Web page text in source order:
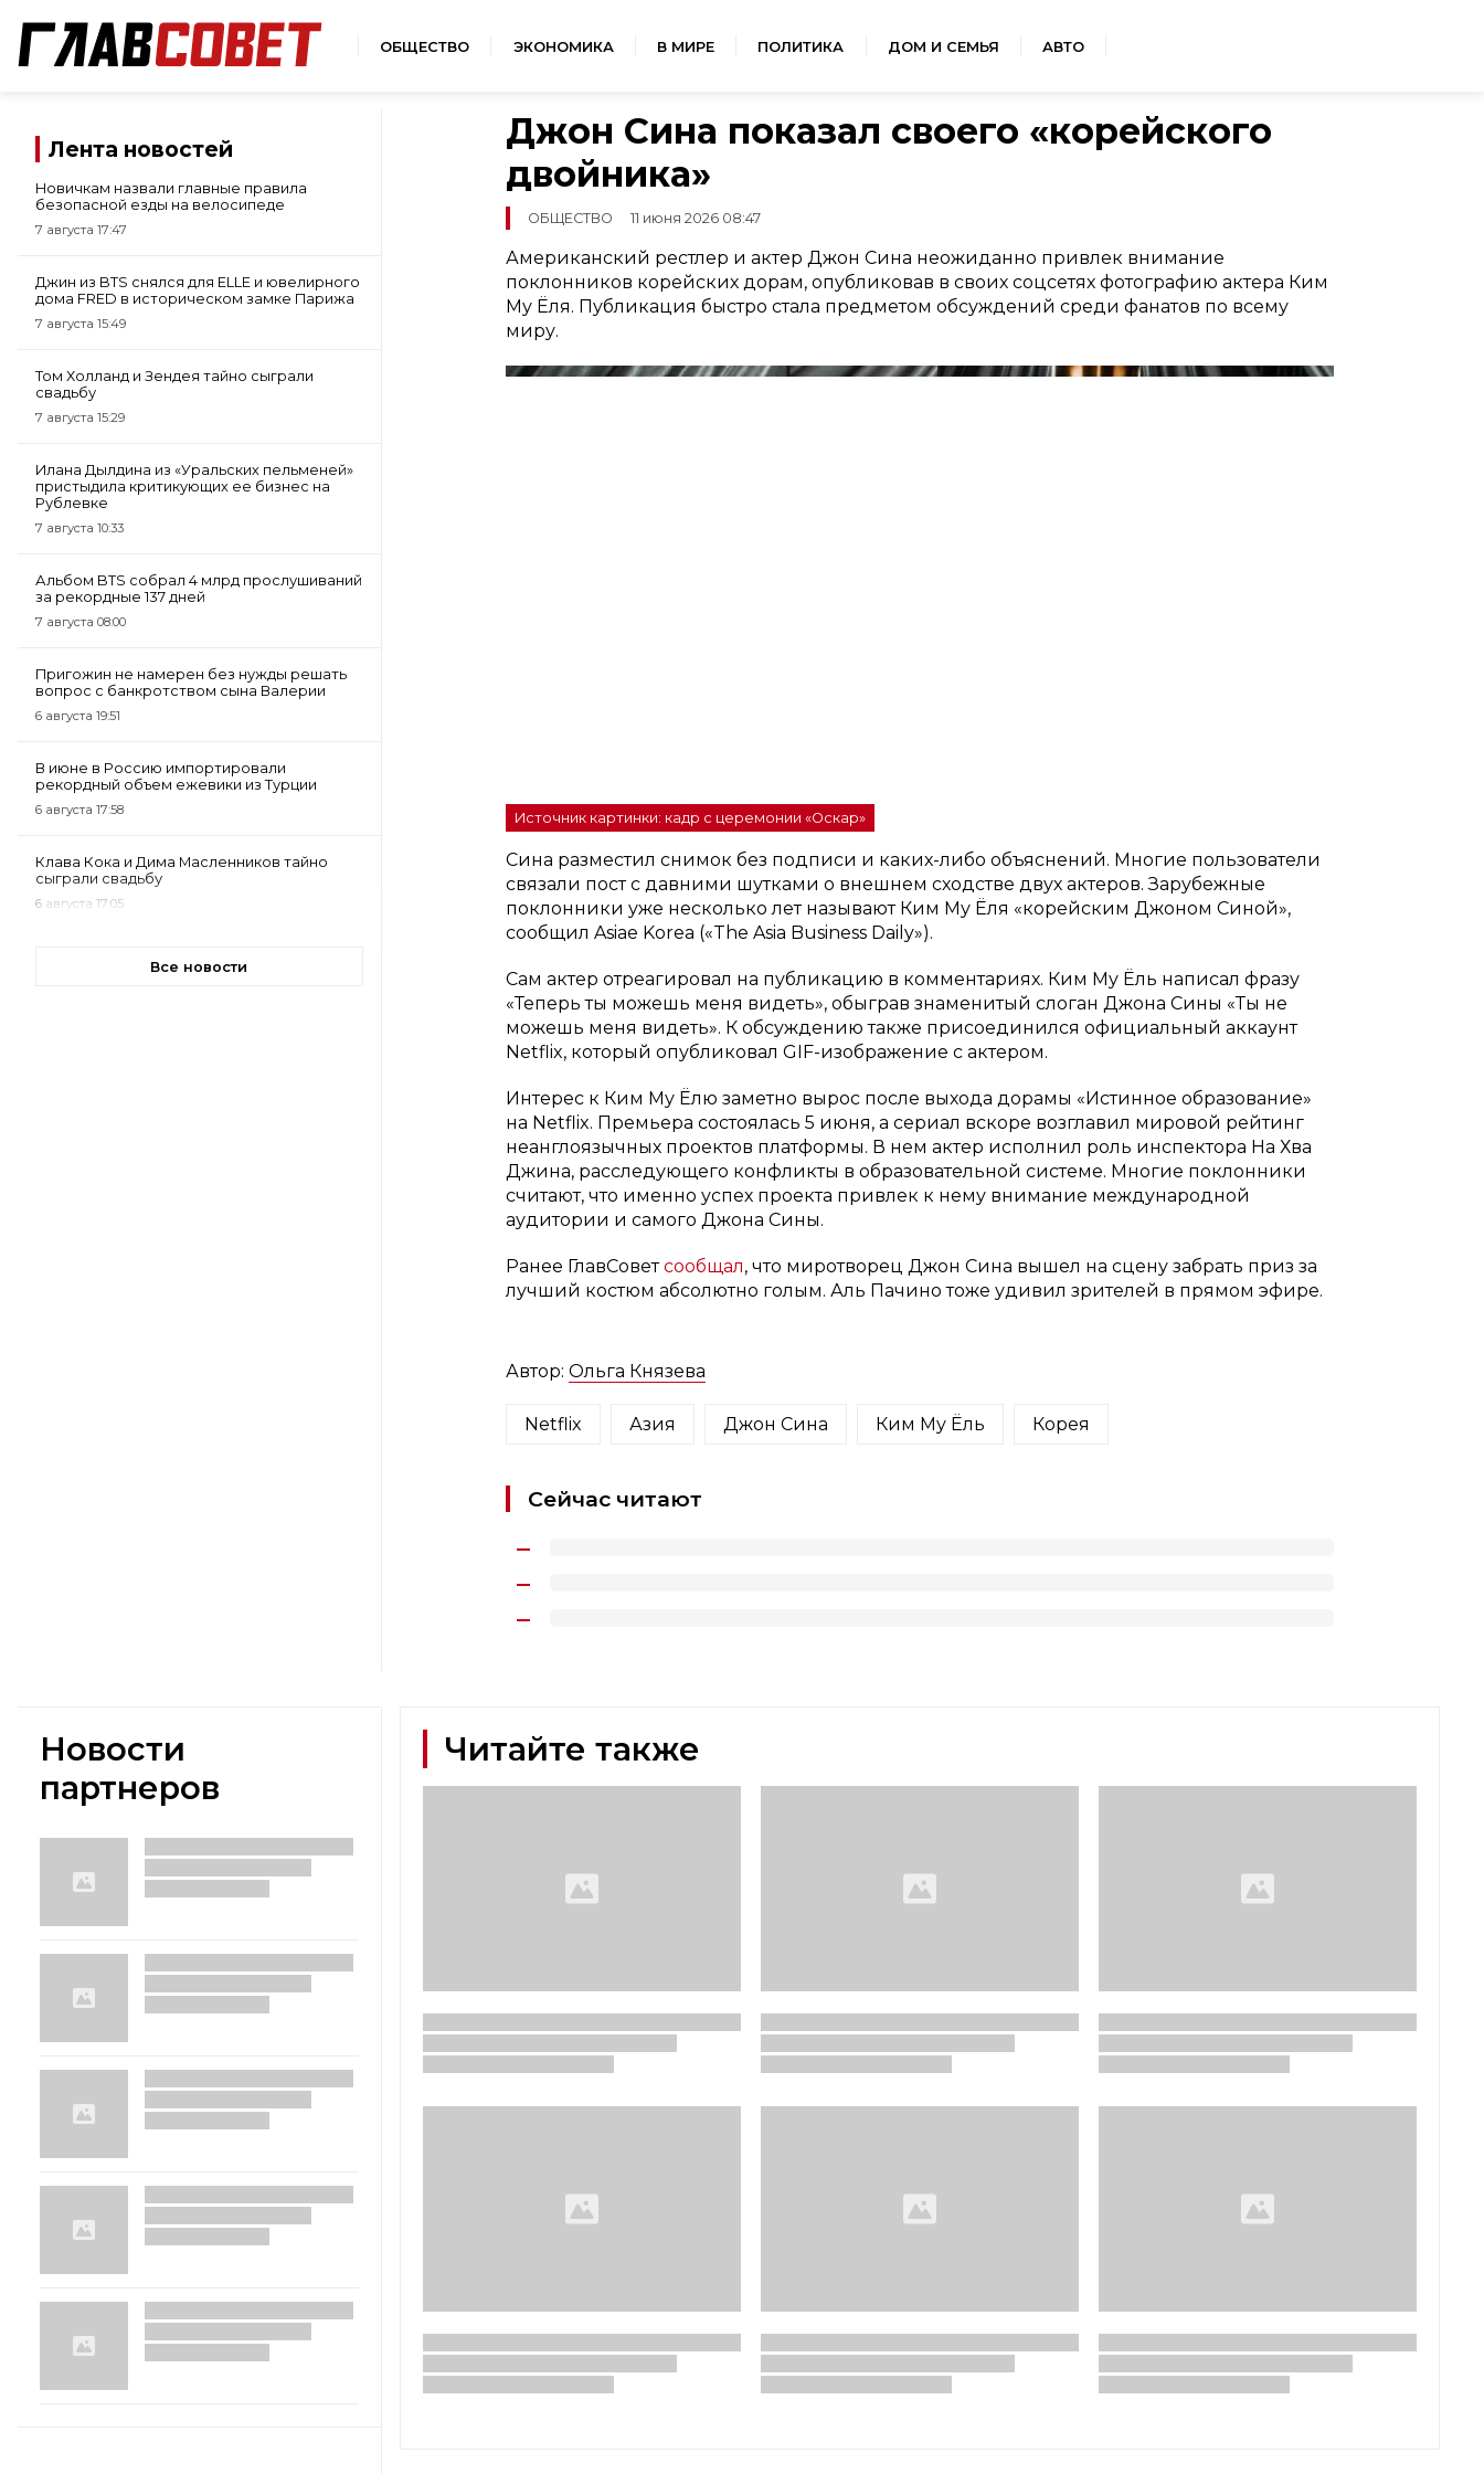
ОБЩЕСТВО ЭКОНОМИКА В МИРЕ ПОЛИТИКА ДОМ И СЕМЬЯ АВТО
Лента новостей
Новичкам назвали главные правила
безопасной езды на велосипеде
7 августа 17:47
Джин из BTS снялся для ELLE и ювелирного
дома FRED в историческом замке Парижа
7 августа 15:49
Том Холланд и Зендея тайно сыграли
свадьбу
7 августа 15:29
Илана Дылдина из «Уральских пельменей»
пристыдила критикующих ее бизнес на
Рублевке
7 августа 10:33
Альбом BTS собрал 4 млрд прослушиваний
за рекордные 137 дней
7 августа 08:00
Пригожин не намерен без нужды решать
вопрос с банкротством сына Валерии
6 августа 19:51
В июне в Россию импортировали
рекордный объем ежевики из Турции
6 августа 17:58
Клава Кока и Дима Масленников тайно
сыграли свадьбу
6 августа 17:05
Все новости
Джон Сина показал своего «корейского
двойника»
ОБЩЕСТВО 11 июня 2026 08:47
Американский рестлер и актер Джон Сина неожиданно привлек внимание
поклонников корейских дорам, опубликовав в своих соцсетях фотографию актера Ким
Му Ёля. Публикация быстро стала предметом обсуждений среди фанатов по всему
миру.
Источник картинки: кадр с церемонии «Оскар»
Сина разместил снимок без подписи и каких-либо объяснений. Многие пользователи
связали пост с давними шутками о внешнем сходстве двух актеров. Зарубежные
поклонники уже несколько лет называют Ким Му Ёля «корейским Джоном Синой»,
сообщил Asiae Korea («The Asia Business Daily»).
Сам актер отреагировал на публикацию в комментариях. Ким Му Ёль написал фразу
«Теперь ты можешь меня видеть», обыграв знаменитый слоган Джона Сины «Ты не
можешь меня видеть». К обсуждению также присоединился официальный аккаунт
Netflix, который опубликовал GIF-изображение с актером.
Интерес к Ким Му Ёлю заметно вырос после выхода дорамы «Истинное образование»
на Netflix. Премьера состоялась 5 июня, а сериал вскоре возглавил мировой рейтинг
неанглоязычных проектов платформы. В нем актер исполнил роль инспектора На Хва
Джина, расследующего конфликты в образовательной системе. Многие поклонники
считают, что именно успех проекта привлек к нему внимание международной
аудитории и самого Джона Сины.
Ранее ГлавСоветсообщал, что миротворец Джон Сина вышел на сцену забрать приз за
лучший костюм абсолютно голым. Аль Пачино тоже удивил зрителей в прямом эфире.
Автор: Ольга Князева
Netflix Азия Джон Сина Ким Му Ёль Корея
Сейчас читают
Новости
партнеров
Читайте также